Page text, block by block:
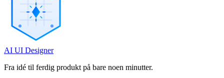
AI UI Designer
Fra idé til ferdig produkt på bare noen minutter.